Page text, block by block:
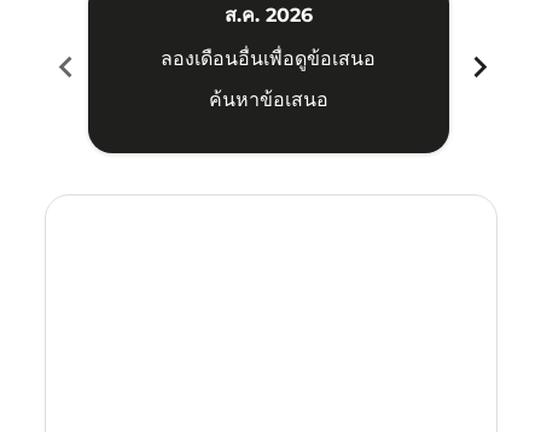
chevron_left
ส.ค. 2026
ลองเดือนอื่นเพื่อดูข้อเสนอ
ค้นหาข้อเสนอ
chevron_right